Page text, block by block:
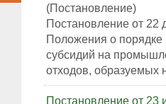
(Постановление)
Постановление от 22
Положения о
субсидий на
отходов, образуемых
Постановление от